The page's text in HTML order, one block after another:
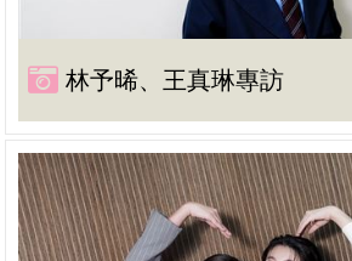
林予晞、王真琳專訪